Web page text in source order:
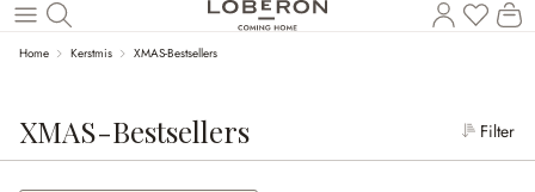
Naar de hoofdinhoud
Home Kerstmis XMAS-Bestsellers
XMAS-Bestsellers Filter